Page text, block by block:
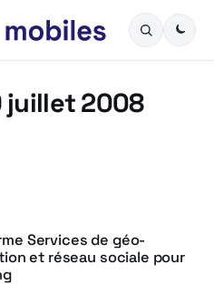
juillet 2008
Services de géo-
et réseau sociale pour